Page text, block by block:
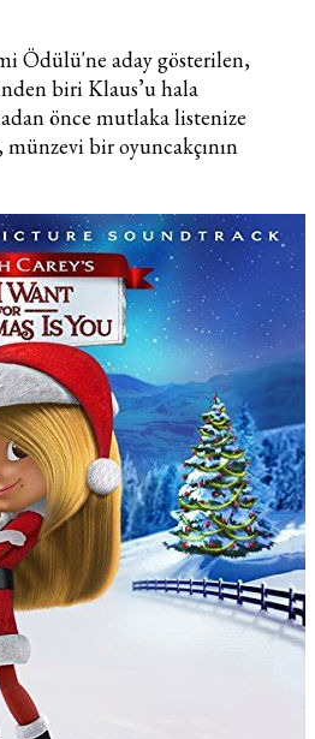
Haftalık E-
Moda
koleksiyonlar, en
ve en popüler
bültenimize
Ödülü'ne aday gösterilen,
biri Klaus’u hala
önce mutlaka listenize
bir oyuncakçının